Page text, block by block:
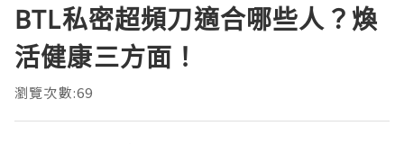
BTL私密超頻刀適合哪些人？煥
活健康三方面！
瀏覽次數:69